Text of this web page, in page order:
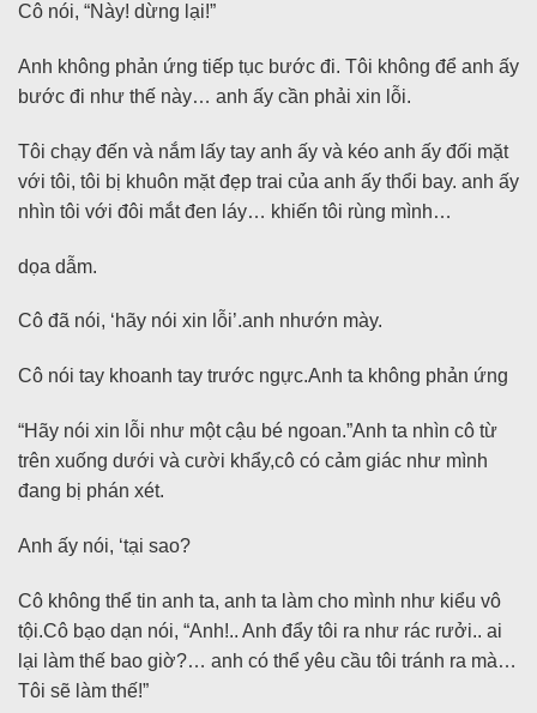
Cô nói, “Này! dừng lại!”
Anh không phản ứng tiếp tục bước đi. Tôi không để anh ấy
bước đi như thế này… anh ấy cần phải xin lỗi.
Tôi chạy đến và nắm lấy tay anh ấy và kéo anh ấy đối mặt
với tôi, tôi bị khuôn mặt đẹp trai của anh ấy thổi bay. anh ấy
nhìn tôi với đôi mắt đen láy… khiến tôi rùng mình…
dọa dẫm.
Cô đã nói, ‘hãy nói xin lỗi’.anh nhướn mày.
Cô nói tay khoanh tay trước ngực.Anh ta không phản ứng
“Hãy nói xin lỗi như một cậu bé ngoan.”Anh ta nhìn cô từ
trên xuống dưới và cười khẩy,cô có cảm giác như mình
đang bị phán xét.
Anh ấy nói, ‘tại sao?
Cô không thể tin anh ta, anh ta làm cho mình như kiểu vô
tội.Cô bạo dạn nói, “Anh!.. Anh đẩy tôi ra như rác rưởi.. ai
lại làm thế bao giờ?… anh có thể yêu cầu tôi tránh ra mà…
Tôi sẽ làm thế!”